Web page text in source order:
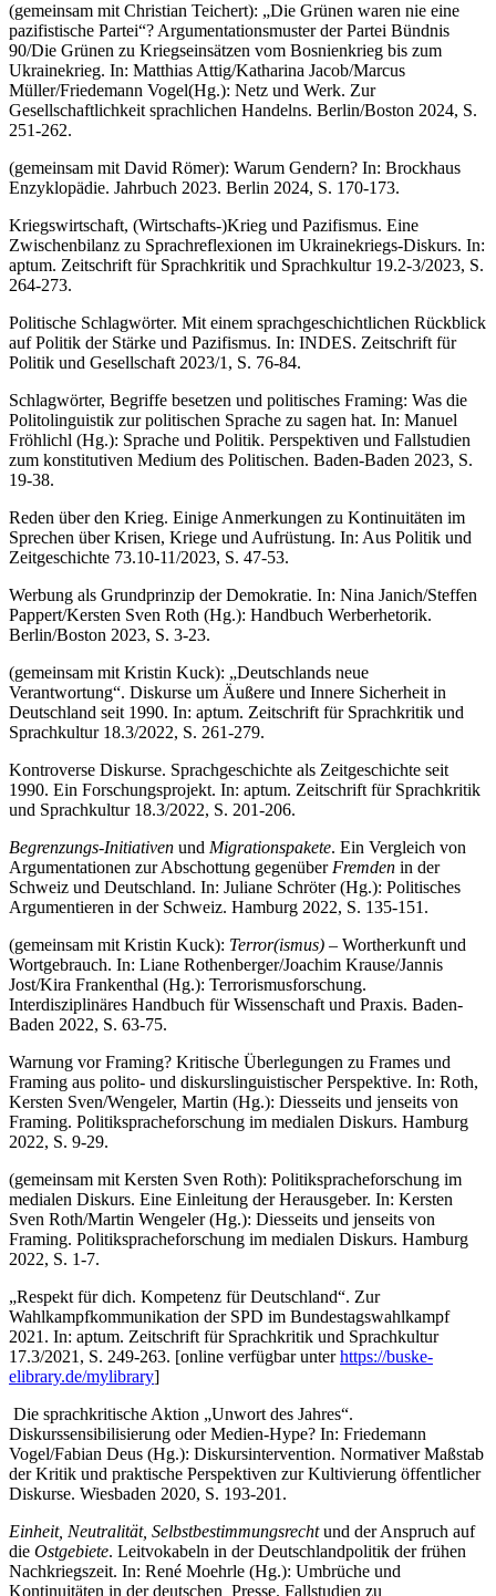
(gemeinsam mit Christian Teichert): „Die Grünen waren nie eine
pazifistische Partei“? Argumentationsmuster der Partei Bündnis
90/Die Grünen zu Kriegseinsätzen vom Bosnienkrieg bis zum
Ukrainekrieg. In: Matthias Attig/Katharina Jacob/Marcus
Müller/Friedemann Vogel(Hg.): Netz und Werk. Zur
Gesellschaftlichkeit sprachlichen Handelns. Berlin/Boston 2024, S.
251-262.
(gemeinsam mit David Römer): Warum Gendern? In: Brockhaus
Enzyklopädie. Jahrbuch 2023. Berlin 2024, S. 170-173.
Kriegswirtschaft, (Wirtschafts-)Krieg und Pazifismus. Eine
Zwischenbilanz zu Sprachreflexionen im Ukrainekriegs-Diskurs. In:
aptum. Zeitschrift für Sprachkritik und Sprachkultur 19.2-3/2023, S.
264-273.
Politische Schlagwörter. Mit einem sprachgeschichtlichen Rückblick
auf Politik der Stärke und Pazifismus. In: INDES. Zeitschrift für
Politik und Gesellschaft 2023/1, S. 76-84.
Schlagwörter, Begriffe besetzen und politisches Framing: Was die
Politolinguistik zur politischen Sprache zu sagen hat. In: Manuel
Fröhlichl (Hg.): Sprache und Politik. Perspektiven und Fallstudien
zum konstitutiven Medium des Politischen. Baden-Baden 2023, S.
19-38.
Reden über den Krieg. Einige Anmerkungen zu Kontinuitäten im
Sprechen über Krisen, Kriege und Aufrüstung. In: Aus Politik und
Zeitgeschichte 73.10-11/2023, S. 47-53.
Werbung als Grundprinzip der Demokratie. In: Nina Janich/Steffen
Pappert/Kersten Sven Roth (Hg.): Handbuch Werberhetorik.
Berlin/Boston 2023, S. 3-23.
(gemeinsam mit Kristin Kuck): „Deutschlands neue
Verantwortung“. Diskurse um Äußere und Innere Sicherheit in
Deutschland seit 1990. In: aptum. Zeitschrift für Sprachkritik und
Sprachkultur 18.3/2022, S. 261-279.
Kontroverse Diskurse. Sprachgeschichte als Zeitgeschichte seit
1990. Ein Forschungsprojekt. In: aptum. Zeitschrift für Sprachkritik
und Sprachkultur 18.3/2022, S. 201-206.
Begrenzungs-Initiativen und Migrationspakete. Ein Vergleich von
Argumentationen zur Abschottung gegenüber Fremden in der
Schweiz und Deutschland. In: Juliane Schröter (Hg.): Politisches
Argumentieren in der Schweiz. Hamburg 2022, S. 135-151.
(gemeinsam mit Kristin Kuck): Terror(ismus) – Wortherkunft und
Wortgebrauch. In: Liane Rothenberger/Joachim Krause/Jannis
Jost/Kira Frankenthal (Hg.): Terrorismusforschung.
Interdisziplinäres Handbuch für Wissenschaft und Praxis. Baden-
Baden 2022, S. 63-75.
Warnung vor Framing? Kritische Überlegungen zu Frames und
Framing aus polito- und diskurslinguistischer Perspektive. In: Roth,
Kersten Sven/Wengeler, Martin (Hg.): Diesseits und jenseits von
Framing. Politikspracheforschung im medialen Diskurs. Hamburg
2022, S. 9-29.
(gemeinsam mit Kersten Sven Roth): Politikspracheforschung im
medialen Diskurs. Eine Einleitung der Herausgeber. In: Kersten
Sven Roth/Martin Wengeler (Hg.): Diesseits und jenseits von
Framing. Politikspracheforschung im medialen Diskurs. Hamburg
2022, S. 1-7.
„Respekt für dich. Kompetenz für Deutschland“. Zur
Wahlkampfkommunikation der SPD im Bundestagswahlkampf
2021. In: aptum. Zeitschrift für Sprachkritik und Sprachkultur
17.3/2021, S. 249-263. [online verfügbar unterhttps://buske-
elibrary.de/mylibrary]
Die sprachkritische Aktion „Unwort des Jahres“.
Diskurssensibilisierung oder Medien-Hype? In: Friedemann
Vogel/Fabian Deus (Hg.): Diskursintervention. Normativer Maßstab
der Kritik und praktische Perspektiven zur Kultivierung öffentlicher
Diskurse. Wiesbaden 2020, S. 193-201.
Einheit, Neutralität, Selbstbestimmungsrechtund der Anspruch auf
die Ostgebiete. Leitvokabeln in der Deutschlandpolitik der frühen
Nachkriegszeit. In: René Moehrle (Hg.): Umbrüche und
Kontinuitäten in der deutschen Presse. Fallstudien zu